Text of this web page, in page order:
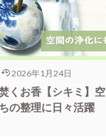
2026年1月24日
くお香【シキミ】空
の整理に日々活躍